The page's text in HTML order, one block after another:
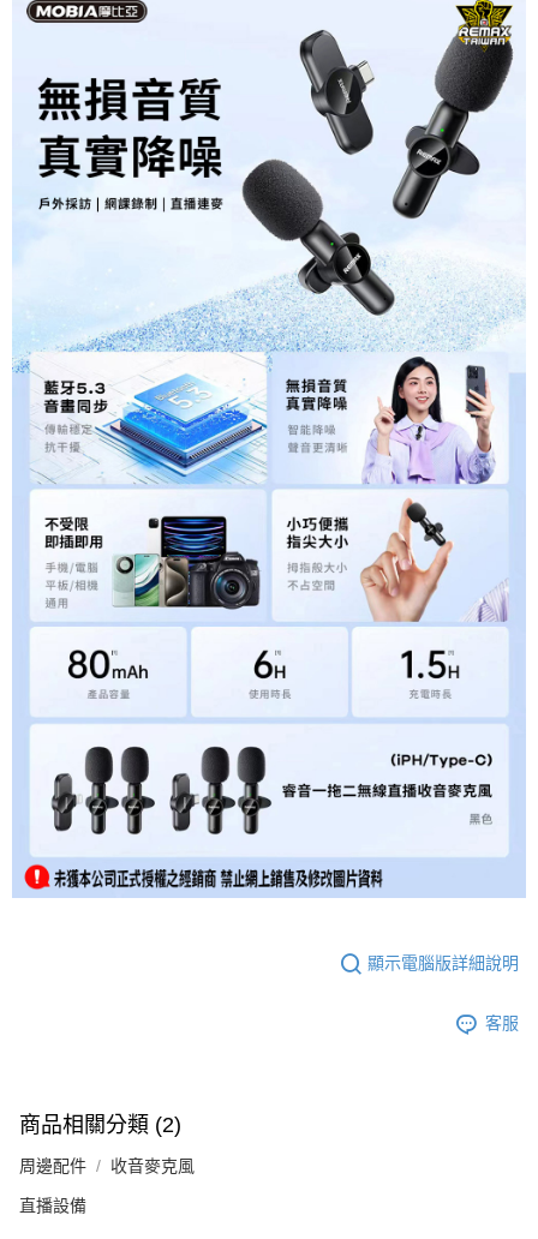
顯示電腦版詳細說明
客服
商品相關分類 (2)
周邊配件 收音麥克風
直播設備